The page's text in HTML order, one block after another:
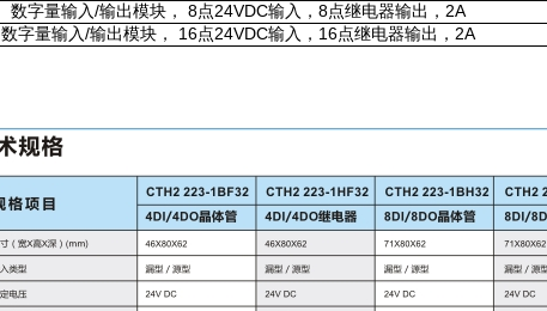
数字量输入/输出模块， 8点24VDC输入，8点继电器输出，2A
数字量输入/输出模块， 16点24VDC输入，16点继电器输出，2A